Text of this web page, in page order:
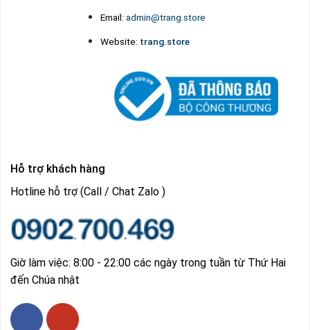
Email:admin@trang.store
Website: trang.store
Hỗ trợ khách hàng
Hotline hỗ trợ (Call / Chat Zalo )
Giờ làm việc: 8:00 - 22:00 các ngày trong tuần từ Thứ Hai
đến Chúa nhật